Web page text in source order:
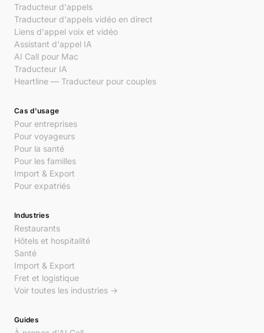
Traducteur d'appels
Traducteur d'appels vidéo en direct
Liens d'appel voix et vidéo
Assistant d'appel IA
AI Call pour Mac
Traducteur IA
Heartline — Traducteur pour couples
Cas d'usage
Pour entreprises
Pour voyageurs
Pour la santé
Pour les familles
Import & Export
Pour expatriés
Industries
Restaurants
Hôtels et hospitalité
Santé
Import & Export
Fret et logistique
Voir toutes les industries →
Guides